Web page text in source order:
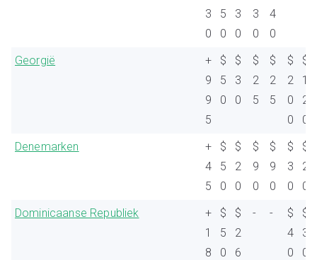
3
0
5
0
3
0
3
0
4
0
Georgië
+
9
9
5
$
5
0
$
3
0
$
2
5
$
2
5
$
2
0
0
$
1
2
0
Denemarken
+
4
5
$
5
0
$
2
0
$
9
0
$
9
0
$
3
0
$
2
0
Dominicaanse Republiek
+
1
8
$
5
0
$
2
6
- -
$
4
0
$
3
0